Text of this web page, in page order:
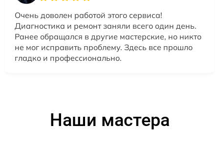
Очень доволен работой этого сервиса!
Диагностика и ремонт заняли всего один день.
Ранее обращался в другие мастерские, но никто
не мог исправить проблему. Здесь все прошло
гладко и профессионально.
Наши мастера